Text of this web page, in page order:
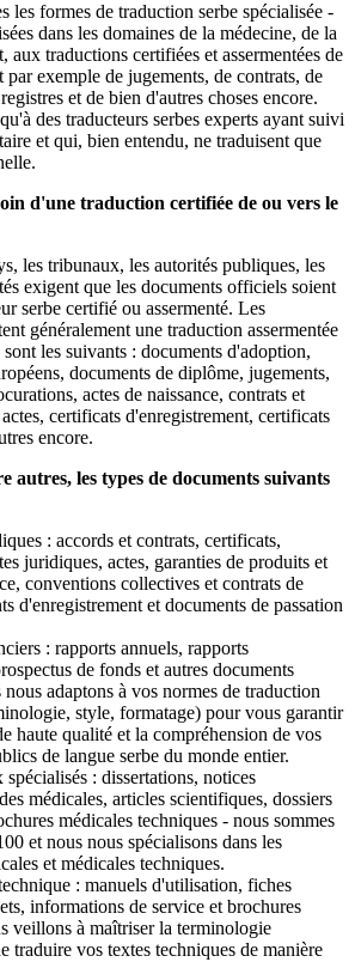
les formes de traduction serbe spécialisée -
dans les domaines de la médecine, de la
traductions certifiées et assermentées de
par exemple de jugements, de contrats, de
et de bien d'autres choses encore.
des traducteurs serbes experts ayant suivi
et qui, bien entendu, ne traduisent que
d'une traduction certifiée de ou vers le
les tribunaux, les autorités publiques, les
exigent que les documents officiels soient
serbe certifié ou assermenté. Les
généralement une traduction assermentée
les suivants : documents d'adoption,
documents de diplôme, jugements,
actes de naissance, contrats et
certificats d'enregistrement, certificats
encore.
autres, les types de documents suivants
: accords et contrats, certificats,
juridiques, actes, garanties de produits et
conventions collectives et contrats de
d'enregistrement et documents de passation
: rapports annuels, rapports
de fonds et autres documents
adaptons à vos normes de traduction
style, formatage) pour vous garantir
haute qualité et la compréhension de vos
de langue serbe du monde entier.
spécialisés : dissertations, notices
médicales, articles scientifiques, dossiers
médicales techniques - nous sommes
et nous nous spécialisons dans les
et médicales techniques.
: manuels d'utilisation, fiches
informations de service et brochures
veillons à maîtriser la terminologie
traduire vos textes techniques de manière